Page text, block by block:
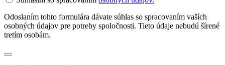
Odoslaním tohto formulára dávate súhlas so spracovaním vaších
osobných údajov pre potreby spoločnosti. Tieto údaje nebudú šírené
tretím osobám.